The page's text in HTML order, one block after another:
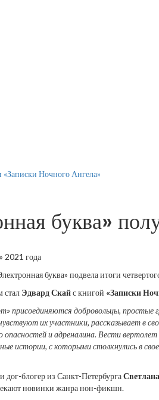
Ночного Ангела»
буква»
2021 года
буква» подвела итоги
стал Эдвард Скайс книгой «Записки
присоединяются добровольцы,
их участники, рассказывает в
опасностей и адреналина. Вести
истории, с которыми столкнулись в
дог-блогер из Санкт-Петербурга
новинки жанра нон-фикшн.